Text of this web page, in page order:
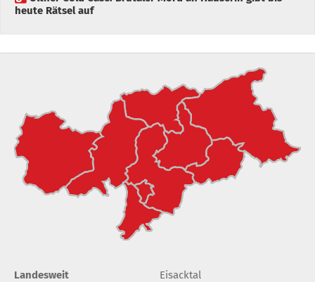
heute Rätsel auf
Landesweit
Eisacktal